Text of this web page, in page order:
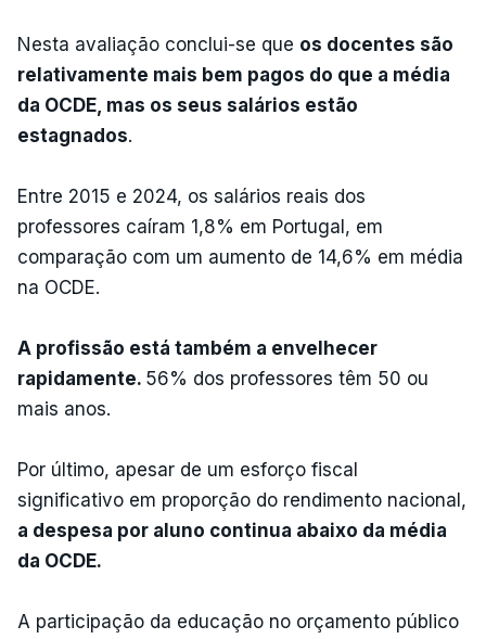
Nesta avaliação conclui-se que os docentes são
relativamente mais bem pagos do que a média
da OCDE, mas os seus salários estão
estagnados.
Entre 2015 e 2024, os salários reais dos
professores caíram 1,8% em Portugal, em
comparação com um aumento de 14,6% em média
na OCDE.
A profissão está também a envelhecer
rapidamente. 56% dos professores têm 50 ou
mais anos.
Por último, apesar de um esforço fiscal
significativo em proporção do rendimento nacional,
a despesa por aluno continua abaixo da média
da OCDE.
A participação da educação no orçamento público